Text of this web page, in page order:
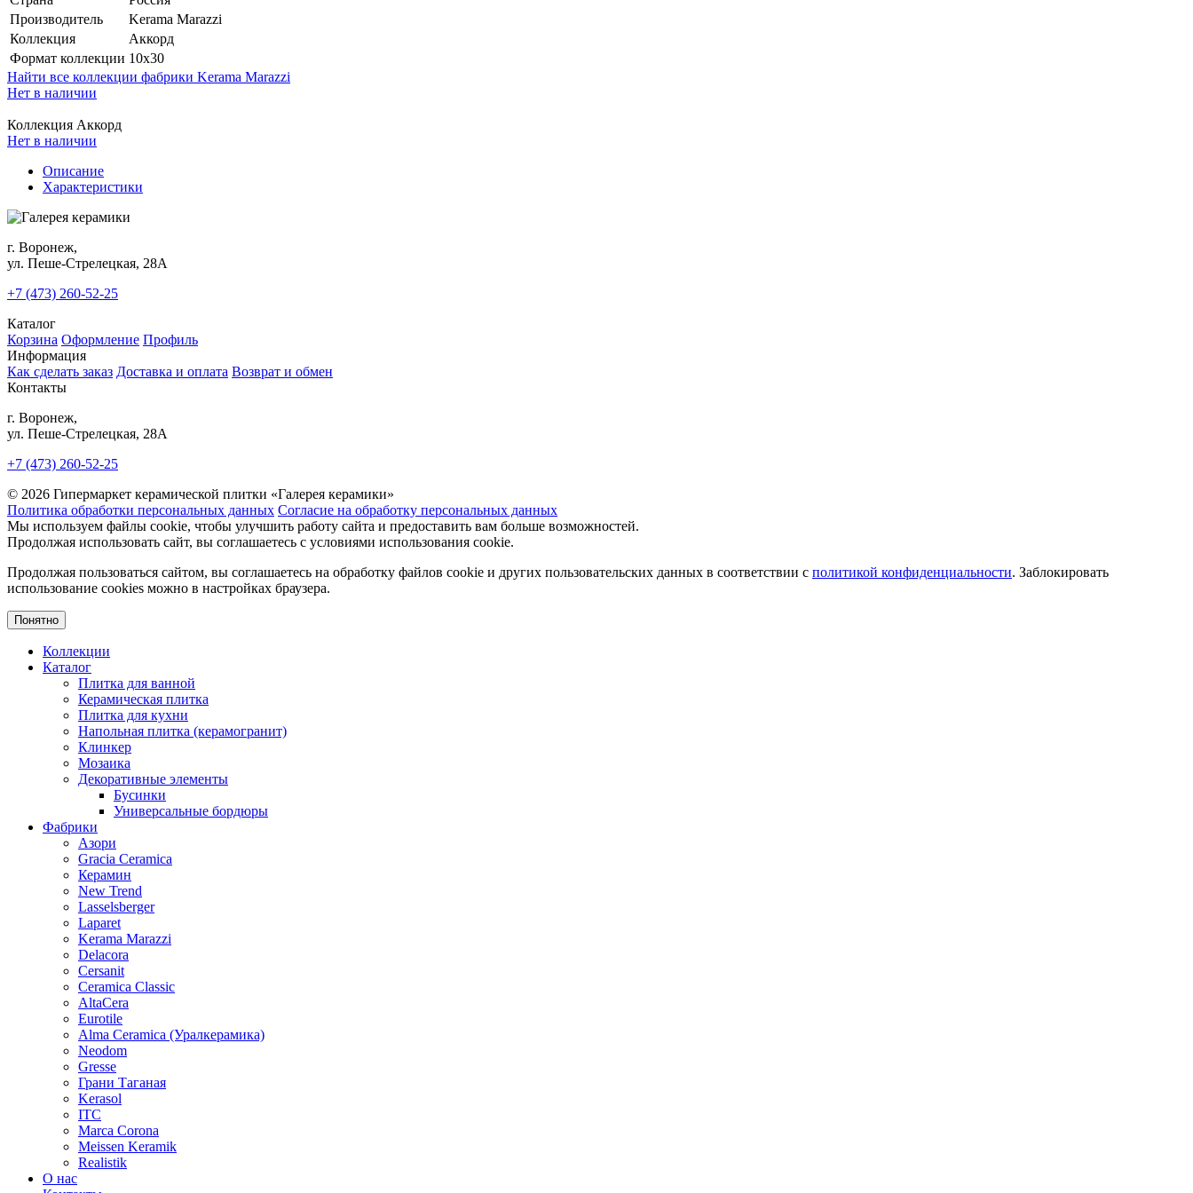
Производитель
Kerama Marazzi
Коллекция
Аккорд
Формат коллекции 10x30
Найти все коллекции фабрики Kerama Marazzi
Нет в наличии
Коллекция Аккорд
Нет в наличии
Описание
Характеристики
г. Воронеж,
ул. Пеше-Cтрелецкая, 28А
+7 (473) 260-52-25
Каталог
Корзина Оформление Профиль
Информация
Как сделать заказ Доставка и оплата Возврат и обмен
Контакты
г. Воронеж,
ул. Пеше-Cтрелецкая, 28А
+7 (473) 260-52-25
© 2026 Гипермаркет керамической плитки «Галерея керамики»
Политика обработки персональных данных Согласие на обработку персональных данных
Мы используем файлы cookie, чтобы улучшить работу сайта и предоставить вам больше возможностей.
Продолжая использовать сайт, вы соглашаетесь с условиями использования cookie.
Продолжая пользоваться сайтом, вы соглашаетесь на обработку файлов cookie и других пользовательских данных в соответствии с политикой конфиденциальности. Заблокировать
использование cookies можно в настройках браузера.
Понятно
Коллекции
Каталог
Плитка для ванной
Керамическая плитка
Плитка для кухни
Напольная плитка (керамогранит)
Клинкер
Мозаика
Декоративные элементы
Бусинки
Универсальные бордюры
Фабрики
Азори
Gracia Ceramica
Керамин
New Trend
Lasselsberger
Laparet
Kerama Marazzi
Delacora
Cersanit
Ceramica Classic
AltaCera
Eurotile
Alma Ceramica (Уралкерамика)
Neodom
Gresse
Грани Таганая
Kerasol
ITC
Marca Corona
Meissen Keramik
Realistik
О нас